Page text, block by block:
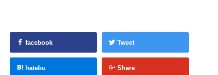
facebook Tweet
hatebu Share